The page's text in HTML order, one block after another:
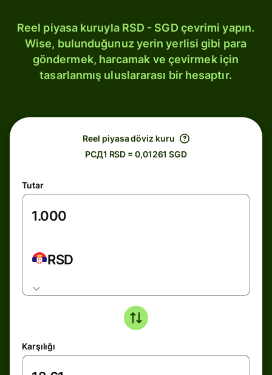
Reel piyasa kuruyla RSD - SGD çevrimi yapın.
Wise, bulunduğunuz yerin yerlisi gibi para
göndermek, harcamak ve çevirmek için
tasarlanmış uluslararası bir hesaptır.
Reel piyasa döviz kuru
РСД1 RSD = 0,01261 SGD
Tutar
RSD
Karşılığı